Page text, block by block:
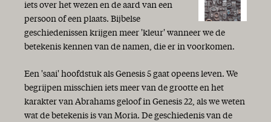
iets over het wezen en de aard van een
persoon of een plaats. Bijbelse
geschiedenissen krijgen meer 'kleur' wanneer we de
betekenis kennen van de namen, die er in voorkomen.
Een 'saai' hoofdstuk als Genesis 5 gaat opeens leven. We
begrijpen misschien iets meer van de grootte en het
karakter van Abrahams geloof in Genesis 22, als we weten
wat de betekenis is van Moria. De geschiedenis van de